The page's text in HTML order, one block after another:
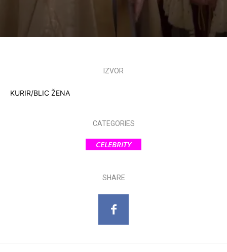
IZVOR
KURIR/BLIC ŽENA
CATEGORIES
CELEBRITY
SHARE